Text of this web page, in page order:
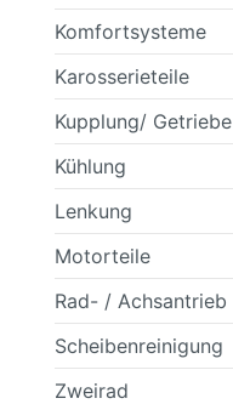
Komfortsysteme
Karosserieteile
Kupplung/ Getriebe
Kühlung
Lenkung
Motorteile
Rad- / Achsantrieb
Scheibenreinigung
Zweirad